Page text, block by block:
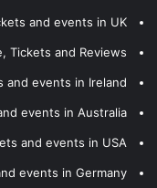
and events in UK
Tickets and Reviews
and events in Ireland
events in Australia
and events in USA
events in Germany